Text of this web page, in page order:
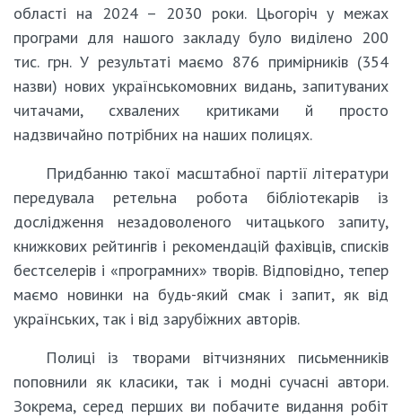
області на 2024 – 2030 роки. Цьогоріч у межах
програми для нашого закладу було виділено 200
тис. грн. У результаті маємо 876 примірників (354
назви) нових українськомовних видань, запитуваних
читачами, схвалених критиками й просто
надзвичайно потрібних на наших полицях.
Придбанню такої масштабної партії літератури
передувала ретельна робота бібліотекарів із
дослідження незадоволеного читацького запиту,
книжкових рейтингів і рекомендацій фахівців, списків
бестселерів і «програмних» творів. Відповідно, тепер
маємо новинки на будь-який смак і запит, як від
українських, так і від зарубіжних авторів.
Полиці із творами вітчизняних письменників
поповнили як класики, так і модні сучасні автори.
Зокрема, серед перших ви побачите видання робіт